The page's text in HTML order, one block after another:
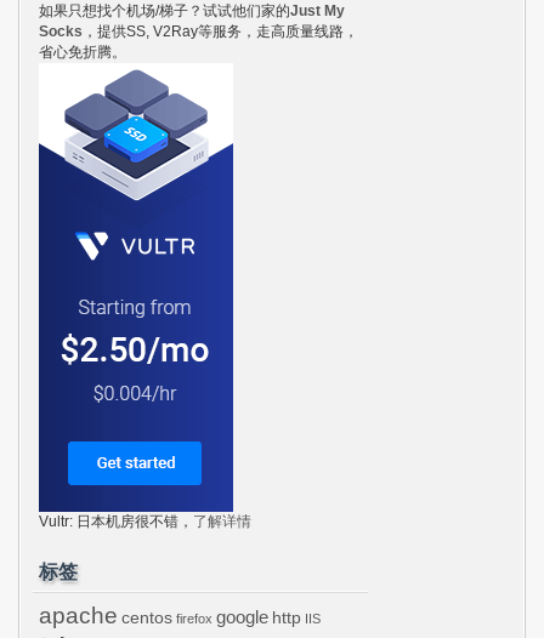
如果只想找个机场/梯子？试试他们家的Just My
Socks ，提供SS, V2Ray等服务，走高质量线路，
省心免折腾。
Vultr: 日本机房很不错， 了解详情
标签
apache centos firefox google http IIS